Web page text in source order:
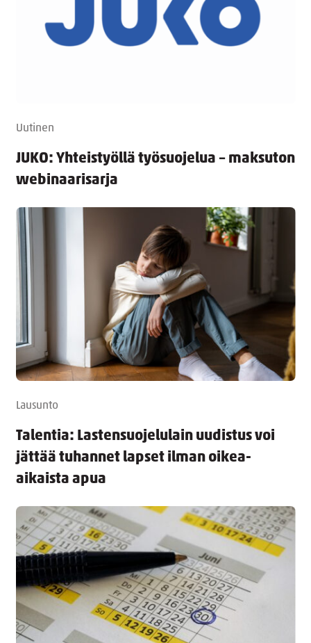
Uutinen
JUKO: Yhteistyöllä työsuojelua – maksuton
webinaarisarja
Lausunto
Talentia: Lastensuojelulain uudistus voi
jättää tuhannet lapset ilman oikea-
aikaista apua